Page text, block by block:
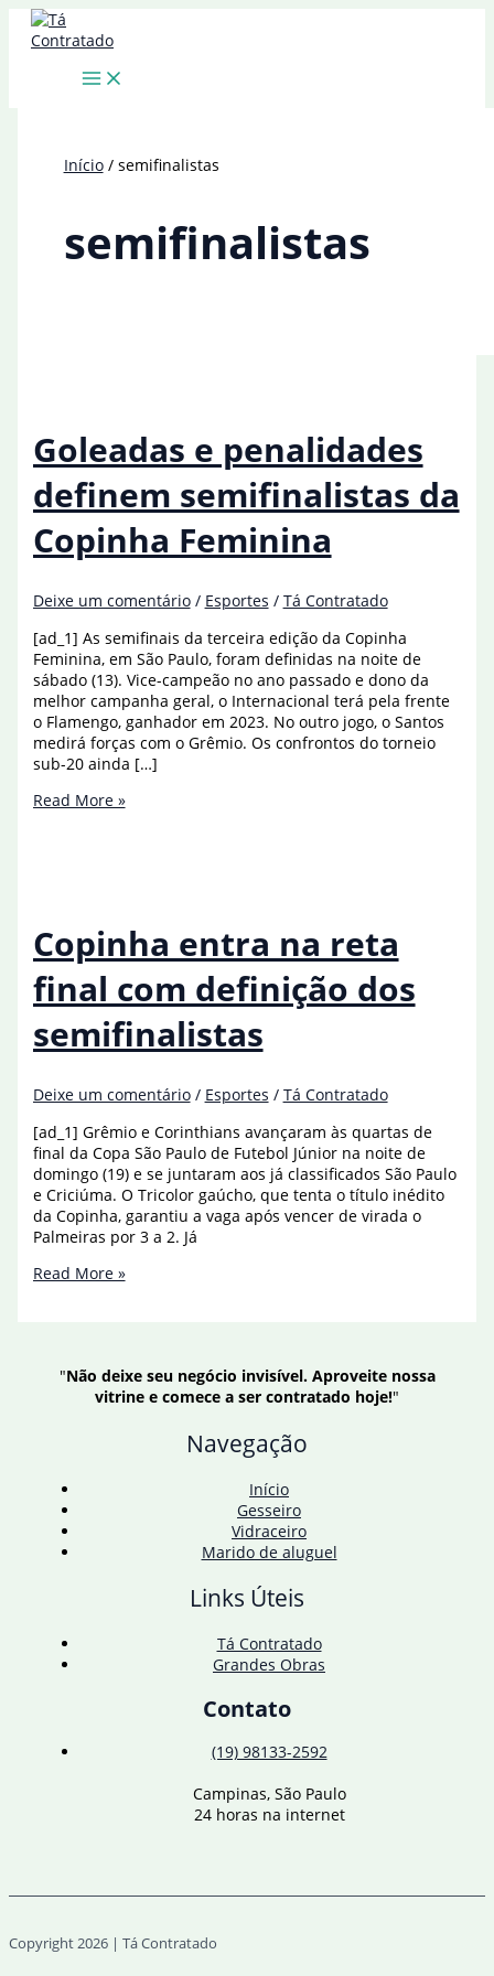
para
Início semifinalistas
semifinalistas
Goleadas e penalidades
definem semifinalistas da
Copinha Feminina
Deixe um comentário / Esportes / Tá Contratado
[ad_1] As semifinais da terceira edição da Copinha
Feminina, em São Paulo, foram definidas na noite de
sábado (13). Vice-campeão no ano passado e dono da
melhor campanha geral, o Internacional terá pela frente
o Flamengo, ganhador em 2023. No outro jogo, o Santos
medirá forças com o Grêmio. Os confrontos do torneio
sub-20 ainda […]
Goleadas
Feminina
Read More »
Copinha entra na reta
final com definição dos
semifinalistas
Deixe um comentário / Esportes / Tá Contratado
[ad_1] Grêmio e Corinthians avançaram às quartas de
final da Copa São Paulo de Futebol Júnior na noite de
domingo (19) e se juntaram aos já classificados São Paulo
e Criciúma. O Tricolor gaúcho, que tenta o título inédito
da Copinha, garantiu a vaga após vencer de virada o
Palmeiras por 3 a 2. Já
Copinha
com
definição
Read More »
"Não deixe seu negócio invisível. Aproveite nossa
vitrine e comece a ser contratado hoje!"
Navegação
Início
Gesseiro
Vidraceiro
Marido de aluguel
Links Úteis
Tá Contratado
Grandes Obras
Contato
(19) 98133-2592
Campinas, São Paulo
24 horas na internet
Copyright 2026 | Tá Contratado